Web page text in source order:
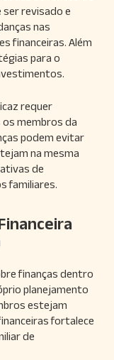
ser revisado e
nas
financeiras. Além
para o
requer
membros da
podem evitar
na mesma
de
familiares.
finanças dentro
planejamento
estejam
fortalece
de